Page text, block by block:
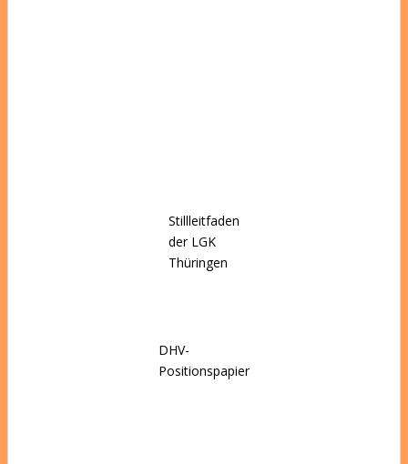
Stillleitfaden
der LGK
Thüringen
DHV-
Positionspapier